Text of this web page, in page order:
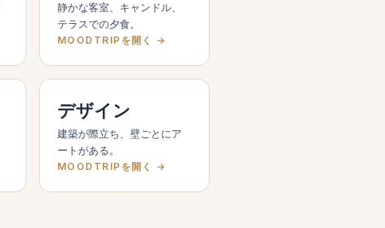
静かな客室、キャンドル、
テラスでの夕食。
MOODTRIPを開く →
デザイン
建築が際立ち、壁ごとにア
ートがある。
MOODTRIPを開く →